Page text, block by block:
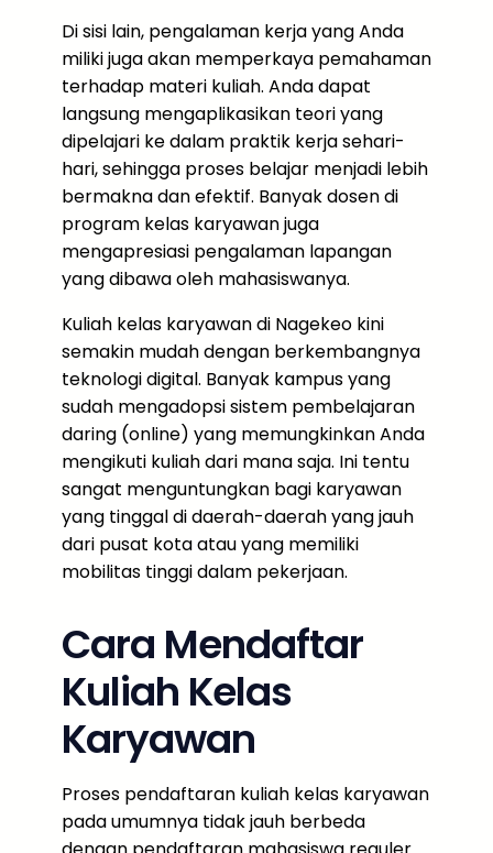
Di sisi lain, pengalaman kerja yang Anda
miliki juga akan memperkaya pemahaman
terhadap materi kuliah. Anda dapat
langsung mengaplikasikan teori yang
dipelajari ke dalam praktik kerja sehari-
hari, sehingga proses belajar menjadi lebih
bermakna dan efektif. Banyak dosen di
program kelas karyawan juga
mengapresiasi pengalaman lapangan
yang dibawa oleh mahasiswanya.
Kuliah kelas karyawan di Nagekeo kini
semakin mudah dengan berkembangnya
teknologi digital. Banyak kampus yang
sudah mengadopsi sistem pembelajaran
daring (online) yang memungkinkan Anda
mengikuti kuliah dari mana saja. Ini tentu
sangat menguntungkan bagi karyawan
yang tinggal di daerah-daerah yang jauh
dari pusat kota atau yang memiliki
mobilitas tinggi dalam pekerjaan.
Cara Mendaftar
Kuliah Kelas
Karyawan
Proses pendaftaran kuliah kelas karyawan
pada umumnya tidak jauh berbeda